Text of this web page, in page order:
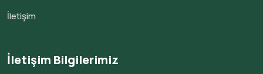
İletişim
İletişim Bilgilerimiz